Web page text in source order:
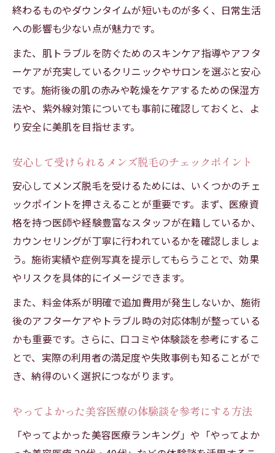
終わるものやダウンタイムが短いものが多く、日常生活
への影響も少ない点が魅力です。
また、肌トラブルを防ぐためのスキンケア指導やアフタ
ーケアが充実しているクリニックやサロンを選ぶと安心
です。施術後の肌の赤みや乾燥をケアするための保湿方
法や、紫外線対策についても事前に確認しておくと、よ
り安全に美肌を目指せます。
安心して受けられるメンズ脱毛のチェックポイント
安心してメンズ脱毛を受けるためには、いくつかのチェ
ックポイントを押さえることが重要です。まず、医療資
格を持つ医師や経験豊富なスタッフが在籍しているか、
カウンセリングが丁寧に行われているかを確認しましょ
う。施術実績や症例写真を提示してもらうことで、効果
やリスクを具体的にイメージできます。
また、料金体系が明確で追加費用が発生しないか、施術
後のアフターケアやトラブル時の対応体制が整っている
かも重要です。さらに、口コミや体験談を参考にするこ
とで、実際の利用者の満足度や失敗事例も知ることがで
き、納得のいく選択につながります。
やってよかった美容医療の体験談を参考にする方法
「やってよかった美容医療ランキング」や「やってよか